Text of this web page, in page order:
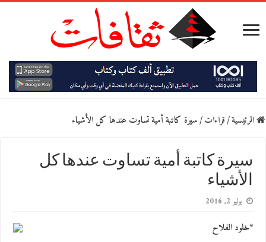
الرئيسية/قراءات/سيرة كاتبة أمية تساوت عندها كل الأشياء
سيرة كاتبة أمية تساوت عندها كل
الأشياء
يوليو 2, 2016
*خلود الفلاح